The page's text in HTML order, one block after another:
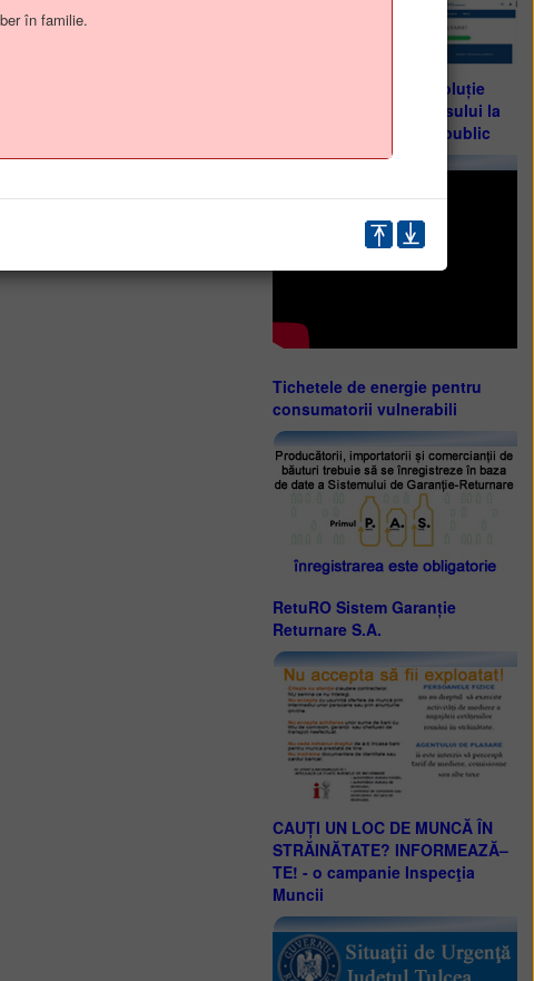
Guvernul României - soluție
digitală destinată accesului la
informațiile de interes public
Tichetele de energie pentru
consumatorii vulnerabili
RetuRO Sistem Garanție
Returnare S.A.
CAUȚI UN LOC DE MUNCĂ ÎN
STRĂINĂTATE? INFORMEAZĂ–
TE! - o campanie Inspecţia
Muncii
în familie.